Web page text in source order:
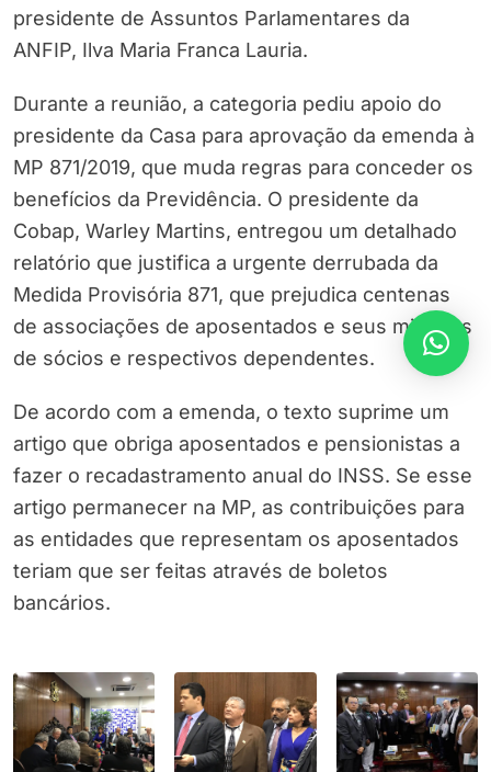
presidente de Assuntos Parlamentares da
ANFIP, Ilva Maria Franca Lauria.
Durante a reunião, a categoria pediu apoio do
presidente da Casa para aprovação da emenda à
MP 871/2019, que muda regras para conceder os
benefícios da Previdência. O presidente da
Cobap, Warley Martins, entregou um detalhado
relatório que justifica a urgente derrubada da
Medida Provisória 871, que prejudica centenas
de associações de aposentados e seus milhares
de sócios e respectivos dependentes.
De acordo com a emenda, o texto suprime um
artigo que obriga aposentados e pensionistas a
fazer o recadastramento anual do INSS. Se esse
artigo permanecer na MP, as contribuições para
as entidades que representam os aposentados
teriam que ser feitas através de boletos
bancários.